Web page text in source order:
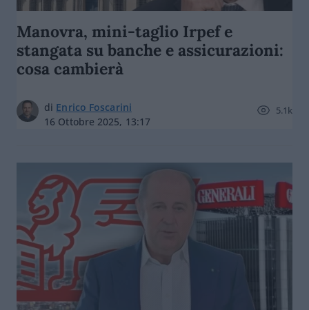
Manovra, mini-taglio Irpef e
stangata su banche e assicurazioni:
cosa cambierà
di Enrico Foscarini
16 Ottobre 2025, 13:17
5.1k